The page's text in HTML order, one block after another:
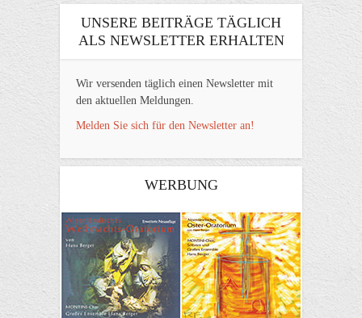
UNSERE BEITRÄGE TÄGLICH
ALS NEWSLETTER ERHALTEN
Wir versenden täglich einen Newsletter mit
den aktuellen Meldungen.
Melden Sie sich für den Newsletter an!
WERBUNG